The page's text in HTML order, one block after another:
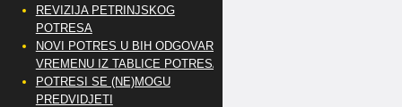
REVIZIJA PETRINJSKOG
POTRESA
NOVI POTRES U BIH ODGOVARA
VREMENU IZ TABLICE POTRESA
POTRESI SE (NE)MOGU
PREDVIDJETI